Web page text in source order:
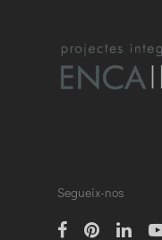
Segueix-nos
facebook
pinterest